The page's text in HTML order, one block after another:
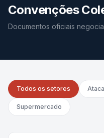
Convenções
Documentos oficiais
Todos os setores
Supermercado